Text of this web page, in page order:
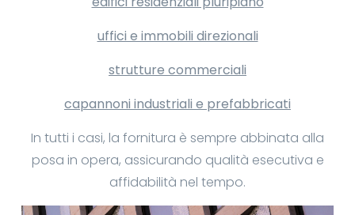
uffici e immobili direzionali
strutture commerciali
capannoni industriali e prefabbricati
In tutti i casi, la fornitura è sempre abbinata alla
posa in opera, assicurando qualità esecutiva e
affidabilità nel tempo.